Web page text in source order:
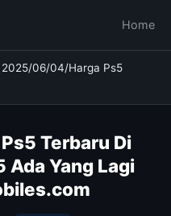
Home
2025/06/04/Harga Ps5
Terbaru Di
Yang Lagi